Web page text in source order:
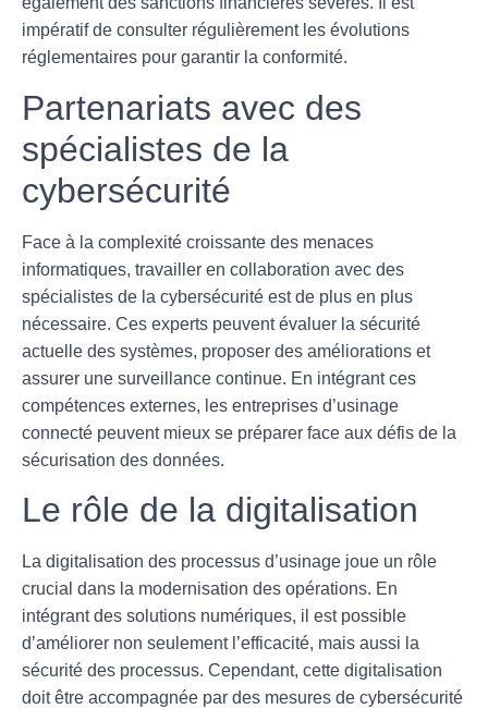
impératif de consulter régulièrement les évolutions
réglementaires pour garantir la conformité.
Partenariats avec des
spécialistes de la
cybersécurité
Face à la complexité croissante des menaces
informatiques, travailler en collaboration avec des
spécialistes de la cybersécurité est de plus en plus
nécessaire. Ces experts peuvent évaluer la sécurité
actuelle des systèmes, proposer des améliorations et
assurer une surveillance continue. En intégrant ces
compétences externes, les entreprises d’usinage
connecté peuvent mieux se préparer face aux défis de la
sécurisation des données.
Le rôle de la digitalisation
La digitalisation des processus d’usinage joue un rôle
crucial dans la modernisation des opérations. En
intégrant des solutions numériques, il est possible
d’améliorer non seulement l’efficacité, mais aussi la
sécurité des processus. Cependant, cette digitalisation
doit être accompagnée par des mesures de cybersécurité